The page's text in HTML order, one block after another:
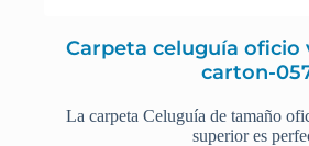
Carpeta celuguía oficio
carton-
La carpeta Celuguía de tamaño
superior es